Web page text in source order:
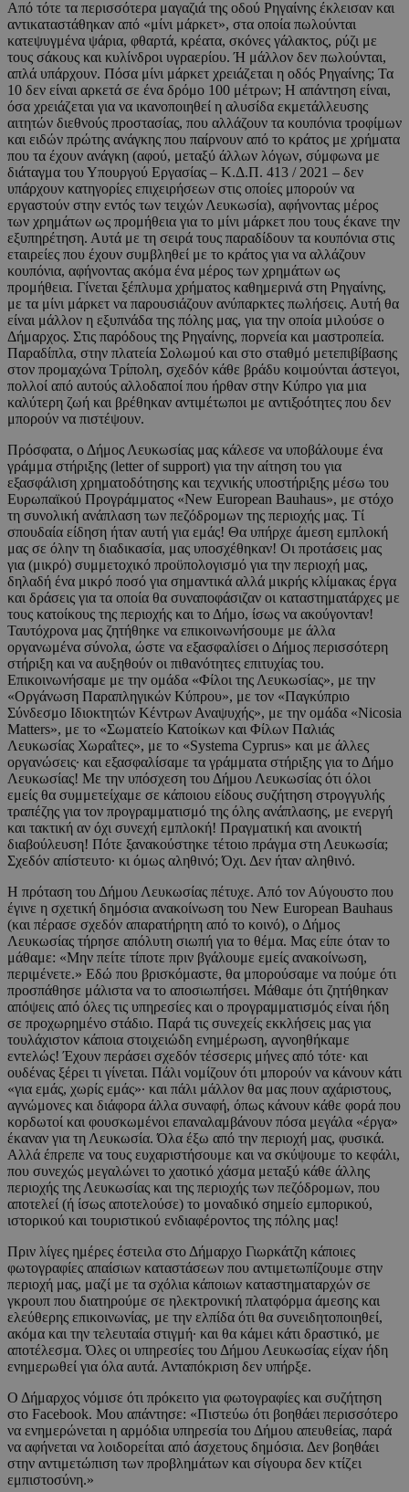
Από τότε τα περισσότερα μαγαζιά της οδού Ρηγαίνης έκλεισαν και
αντικαταστάθηκαν από «μίνι μάρκετ», στα οποία πωλούνται
κατεψυγμένα ψάρια, φθαρτά, κρέατα, σκόνες γάλακτος, ρύζι με
τους σάκους και κυλίνδροι υγραερίου. Ή μάλλον δεν πωλούνται,
απλά υπάρχουν. Πόσα μίνι μάρκετ χρειάζεται η οδός Ρηγαίνης; Τα
10 δεν είναι αρκετά σε ένα δρόμο 100 μέτρων; Η απάντηση είναι,
όσα χρειάζεται για να ικανοποιηθεί η αλυσίδα εκμετάλλευσης
αιτητών διεθνούς προστασίας, που αλλάζουν τα κουπόνια τροφίμων
και ειδών πρώτης ανάγκης που παίρνουν από το κράτος με χρήματα
που τα έχουν ανάγκη (αφού, μεταξύ άλλων λόγων, σύμφωνα με
διάταγμα του Υπουργού Εργασίας – Κ.Δ.Π. 413 / 2021 – δεν
υπάρχουν κατηγορίες επιχειρήσεων στις οποίες μπορούν να
εργαστούν στην εντός των τειχών Λευκωσία), αφήνοντας μέρος
των χρημάτων ως προμήθεια για το μίνι μάρκετ που τους έκανε την
εξυπηρέτηση. Αυτά με τη σειρά τους παραδίδουν τα κουπόνια στις
εταιρείες που έχουν συμβληθεί με το κράτος για να αλλάζουν
κουπόνια, αφήνοντας ακόμα ένα μέρος των χρημάτων ως
προμήθεια. Γίνεται ξέπλυμα χρήματος καθημερινά στη Ρηγαίνης,
με τα μίνι μάρκετ να παρουσιάζουν ανύπαρκτες πωλήσεις. Αυτή θα
είναι μάλλον η εξυπνάδα της πόλης μας, για την οποία μιλούσε ο
Δήμαρχος. Στις παρόδους της Ρηγαίνης, πορνεία και μαστροπεία.
Παραδίπλα, στην πλατεία Σολωμού και στο σταθμό μετεπιβίβασης
στον προμαχώνα Τρίπολη, σχεδόν κάθε βράδυ κοιμούνται άστεγοι,
πολλοί από αυτούς αλλοδαποί που ήρθαν στην Κύπρο για μια
καλύτερη ζωή και βρέθηκαν αντιμέτωποι με αντιξοότητες που δεν
μπορούν να πιστέψουν.
Πρόσφατα, ο Δήμος Λευκωσίας μας κάλεσε να υποβάλουμε ένα
γράμμα στήριξης (letter of support) για την αίτηση του για
εξασφάλιση χρηματοδότησης και τεχνικής υποστήριξης μέσω του
Ευρωπαϊκού Προγράμματος «New European Bauhaus», με στόχο
τη συνολική ανάπλαση των πεζόδρομων της περιοχής μας. Τί
σπουδαία είδηση ήταν αυτή για εμάς! Θα υπήρχε άμεση εμπλοκή
μας σε όλην τη διαδικασία, μας υποσχέθηκαν! Οι προτάσεις μας
για (μικρό) συμμετοχικό προϋπολογισμό για την περιοχή μας,
δηλαδή ένα μικρό ποσό για σημαντικά αλλά μικρής κλίμακας έργα
και δράσεις για τα οποία θα συναποφάσιζαν οι καταστηματάρχες με
τους κατοίκους της περιοχής και το Δήμο, ίσως να ακούγονταν!
Ταυτόχρονα μας ζητήθηκε να επικοινωνήσουμε με άλλα
οργανωμένα σύνολα, ώστε να εξασφαλίσει ο Δήμος περισσότερη
στήριξη και να αυξηθούν οι πιθανότητες επιτυχίας του.
Επικοινωνήσαμε με την ομάδα «Φίλοι της Λευκωσίας», με την
«Οργάνωση Παραπληγικών Κύπρου», με τον «Παγκύπριο
Σύνδεσμο Ιδιοκτητών Κέντρων Αναψυχής», με την ομάδα «Nicosia
Matters», με το «Σωματείο Κατοίκων και Φίλων Παλιάς
Λευκωσίας Χωραΐτες», με το «Systema Cyprus» και με άλλες
οργανώσεις· και εξασφαλίσαμε τα γράμματα στήριξης για το Δήμο
Λευκωσίας! Με την υπόσχεση του Δήμου Λευκωσίας ότι όλοι
εμείς θα συμμετείχαμε σε κάποιου είδους συζήτηση στρογγυλής
τραπέζης για τον προγραμματισμό της όλης ανάπλασης, με ενεργή
και τακτική αν όχι συνεχή εμπλοκή! Πραγματική και ανοικτή
διαβούλευση! Πότε ξανακούστηκε τέτοιο πράγμα στη Λευκωσία;
Σχεδόν απίστευτο· κι όμως αληθινό; Όχι. Δεν ήταν αληθινό.
Η πρόταση του Δήμου Λευκωσίας πέτυχε. Από τον Αύγουστο που
έγινε η σχετική δημόσια ανακοίνωση του New European Bauhaus
(και πέρασε σχεδόν απαρατήρητη από το κοινό), ο Δήμος
Λευκωσίας τήρησε απόλυτη σιωπή για το θέμα. Μας είπε όταν το
μάθαμε: «Μην πείτε τίποτε πριν βγάλουμε εμείς ανακοίνωση,
περιμένετε.» Εδώ που βρισκόμαστε, θα μπορούσαμε να πούμε ότι
προσπάθησε μάλιστα να το αποσιωπήσει. Μάθαμε ότι ζητήθηκαν
απόψεις από όλες τις υπηρεσίες και ο προγραμματισμός είναι ήδη
σε προχωρημένο στάδιο. Παρά τις συνεχείς εκκλήσεις μας για
τουλάχιστον κάποια στοιχειώδη ενημέρωση, αγνοηθήκαμε
εντελώς! Έχουν περάσει σχεδόν τέσσερις μήνες από τότε· και
ουδένας ξέρει τι γίνεται. Πάλι νομίζουν ότι μπορούν να κάνουν κάτι
«για εμάς, χωρίς εμάς»· και πάλι μάλλον θα μας πουν αχάριστους,
αγνώμονες και διάφορα άλλα συναφή, όπως κάνουν κάθε φορά που
κορδωτοί και φουσκωμένοι επαναλαμβάνουν πόσα μεγάλα «έργα»
έκαναν για τη Λευκωσία. Όλα έξω από την περιοχή μας, φυσικά.
Αλλά έπρεπε να τους ευχαριστήσουμε και να σκύψουμε το κεφάλι,
που συνεχώς μεγαλώνει το χαοτικό χάσμα μεταξύ κάθε άλλης
περιοχής της Λευκωσίας και της περιοχής των πεζόδρομων, που
αποτελεί (ή ίσως αποτελούσε) το μοναδικό σημείο εμπορικού,
ιστορικού και τουριστικού ενδιαφέροντος της πόλης μας!
Πριν λίγες ημέρες έστειλα στο Δήμαρχο Γιωρκάτζη κάποιες
φωτογραφίες απαίσιων καταστάσεων που αντιμετωπίζουμε στην
περιοχή μας, μαζί με τα σχόλια κάποιων καταστηματαρχών σε
γκρουπ που διατηρούμε σε ηλεκτρονική πλατφόρμα άμεσης και
ελεύθερης επικοινωνίας, με την ελπίδα ότι θα συνειδητοποιηθεί,
ακόμα και την τελευταία στιγμή· και θα κάμει κάτι δραστικό, με
αποτέλεσμα. Όλες οι υπηρεσίες του Δήμου Λευκωσίας είχαν ήδη
ενημερωθεί για όλα αυτά. Ανταπόκριση δεν υπήρξε.
Ο Δήμαρχος νόμισε ότι πρόκειτο για φωτογραφίες και συζήτηση
στο Facebook. Μου απάντησε: «Πιστεύω ότι βοηθάει περισσότερο
να ενημερώνεται η αρμόδια υπηρεσία του Δήμου απευθείας, παρά
να αφήνεται να λοιδορείται από άσχετους δημόσια. Δεν βοηθάει
στην αντιμετώπιση των προβλημάτων και σίγουρα δεν κτίζει
εμπιστοσύνη.»